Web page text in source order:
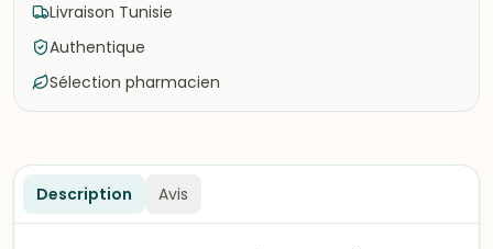
Livraison Tunisie
Authentique
Sélection pharmacien
Description Avis